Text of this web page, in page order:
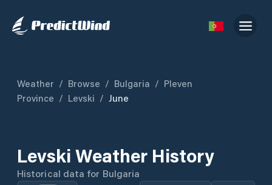
Weather / Browse / Bulgaria / Pleven
Province / Levski / June
Levski Weather History
Historical data for Bulgaria